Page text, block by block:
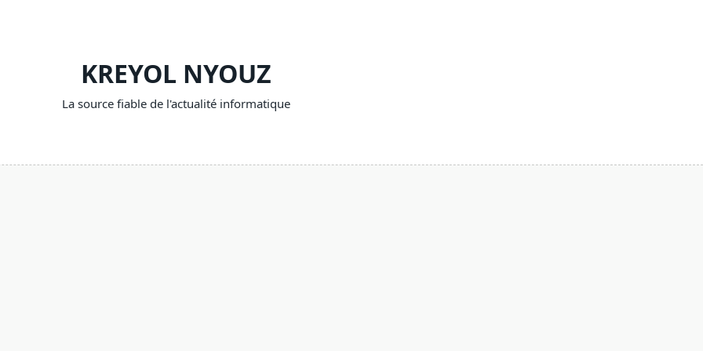
KREYOL NYOUZ
La source fiable de l'actualité informatique